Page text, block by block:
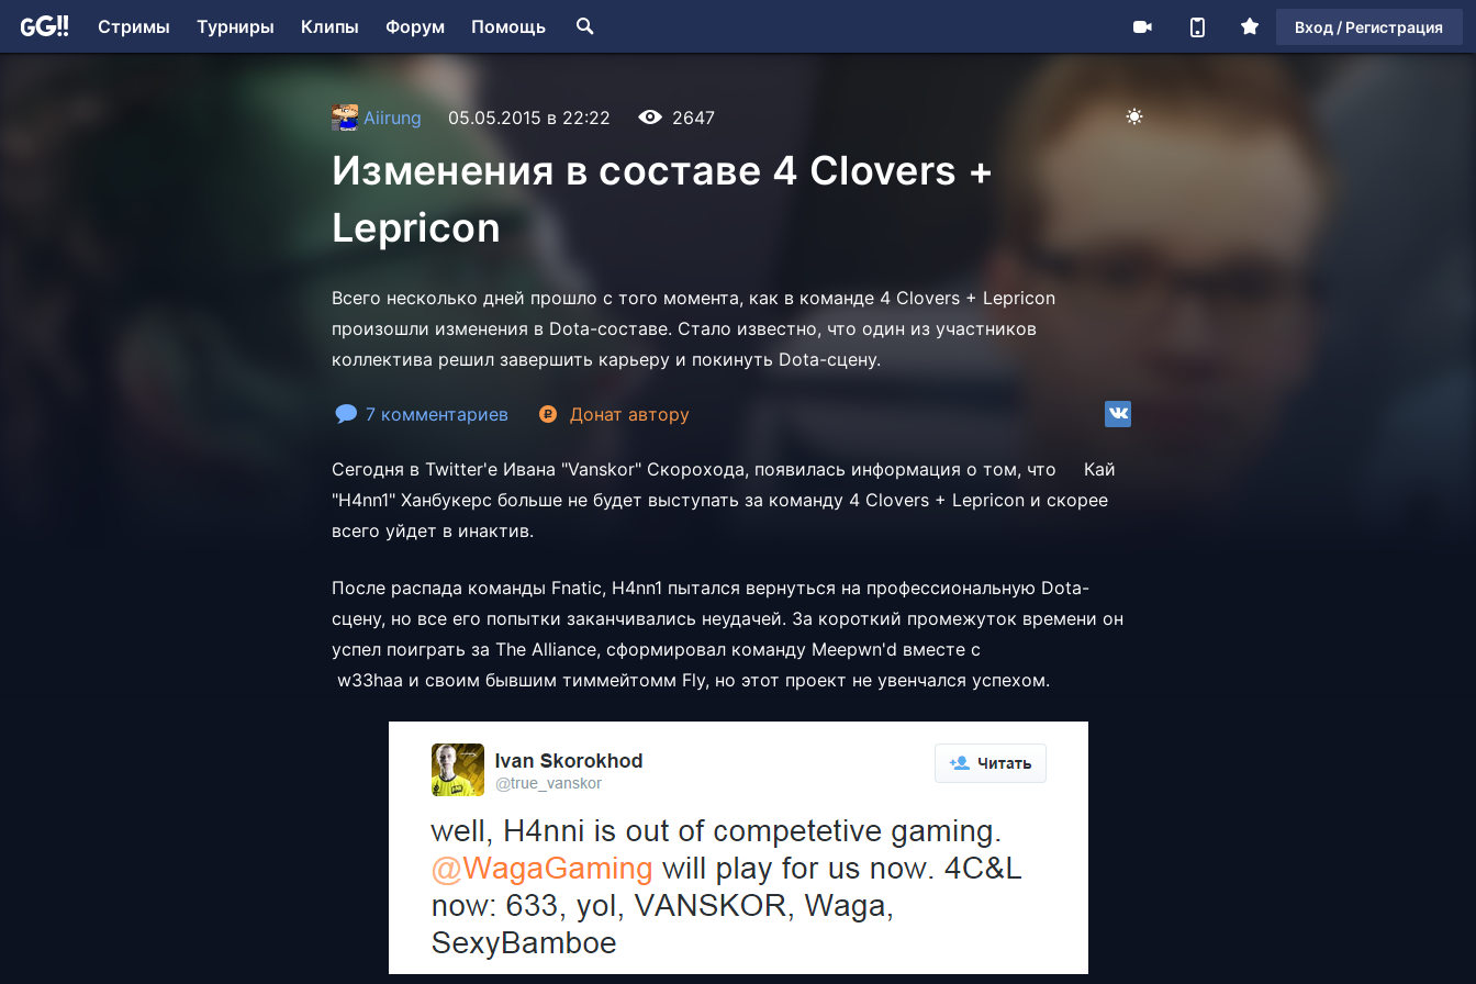
Стримы Турниры Клипы Форум Помощь Вход / Регистрация
Aiirung 05.05.2015 в 22:22 2647
Изменения в составе 4 Clovers +
Lepricon
Всего несколько дней прошло с того момента, как в команде 4 Clovers + Lepricon
произошли изменения в Dota-составе. Стало известно, что один из участников
коллектива решил завершить карьеру и покинуть Dota-сцену.
7 комментариев Донат автору
Сегодня в Twitter'е Ивана "Vanskor" Скорохода, появилась информация о том, что Кай
"H4nn1" Ханбукерс больше не будет выступать за команду 4 Clovers + Lepricon и скорее
всего уйдет в инактив.
После распада команды Fnatic, H4nn1 пытался вернуться на профессиональную Dota-
сцену, но все его попытки заканчивались неудачей. За короткий промежуток времени он
успел поиграть за The Alliance, сформировал команду Meepwn'd вместе с
w33haa и своим бывшим тиммейтомм Fly, но этот проект не увенчался успехом.